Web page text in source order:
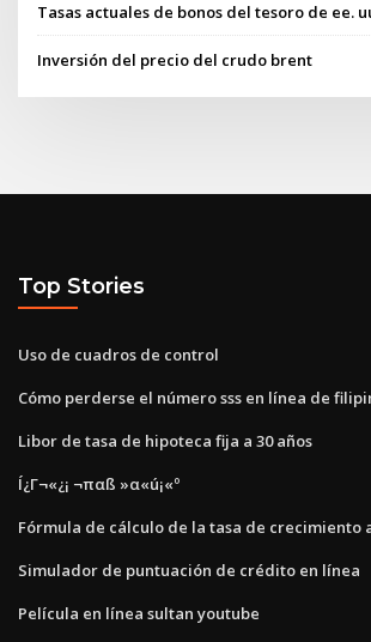
Tasas actuales de bonos del tesoro de ee.
Inversión del precio del crudo brent
Top Stories
Uso de cuadros de control
Cómo perderse el número sss en línea de
Libor de tasa de hipoteca fija a 30 años
Í¿Γ¬«¿¡ ¬παß »α«ú¡«º
Fórmula de cálculo de la tasa de crecimiento
Simulador de puntuación de crédito en línea
Película en línea sultan youtube